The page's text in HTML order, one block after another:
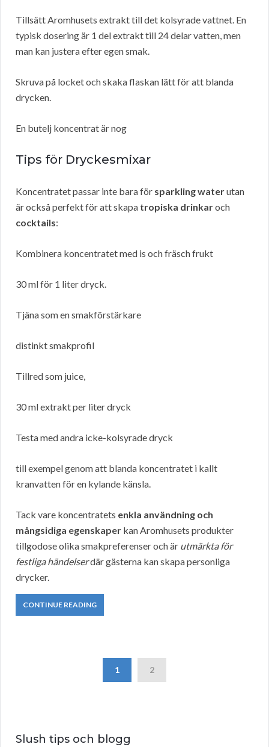
Tillsätt Aromhusets extrakt till det kolsyrade vattnet. En
typisk dosering är 1 del extrakt till 24 delar vatten, men
man kan justera efter egen smak.
Skruva på locket och skaka flaskan lätt för att blanda
drycken.
En butelj koncentrat är nog
Tips för Dryckesmixar
Koncentratet passar inte bara för sparkling waterutan
är också perfekt för att skapa tropiska drinkaroch
cocktails:
Kombinera koncentratet med is och fräsch frukt
30 ml för 1 liter dryck.
Tjäna som en smakförstärkare
distinkt smakprofil
Tillred som juice,
30 ml extrakt per liter dryck
Testa med andra icke-kolsyrade dryck
till exempel genom att blanda koncentratet i kallt
kranvatten för en kylande känsla.
Tack vare koncentratets enkla användning och
mångsidiga egenskaper kan Aromhusets produkter
tillgodose olika smakpreferenser och är utmärkta för
festliga händelserdär gästerna kan skapa personliga
drycker.
CONTINUE READING
1 2
Slush tips och blogg